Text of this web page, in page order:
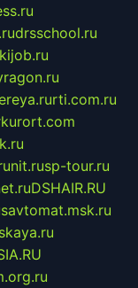
drsschool.ru
rti.com.ru
sp-tour.ru
DSHAIR.RU